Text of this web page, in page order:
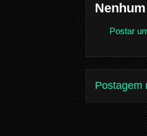
Postar
Postagem